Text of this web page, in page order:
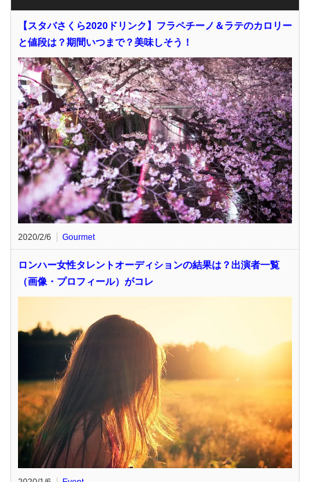
【スタバさくら2020ドリンク】フラペチーノ＆ラテのカロリー
と値段は？期間いつまで？美味しそう！
2020/2/6 Gourmet
ロンハー女性タレントオーディションの結果は？出演者一覧
（画像・プロフィール）がコレ